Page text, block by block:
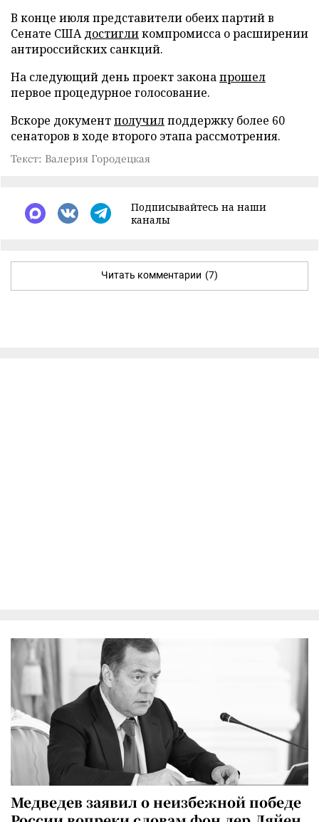
В конце июля представители обеих партий в
Сенате СШАдостигликомпромисса о расширении
антироссийских санкций.
На следующий день проект законапрошел
первое процедурное голосование.
Вскоре документполучилподдержку более 60
сенаторов в ходе второго этапа рассмотрения.
Текст: Валерия Городецкая
Подписывайтесь на наши
каналы
Читать комментарии (7)
Медведев заявил о неизбежной победе